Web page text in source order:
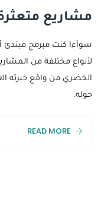
مشاريع
سوآءا كنت مبرمج مبتدئ
لأنواع مختلفة من
الخضري من واقع خبرته
حوله.
READ MORE